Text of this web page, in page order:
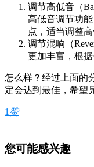
调节高低音（
高低音调节功
点，适当调整
调节混响（
更加丰富，根
怎么样？经过上面的
定会达到最佳，希望
1 赞
您可能感兴趣